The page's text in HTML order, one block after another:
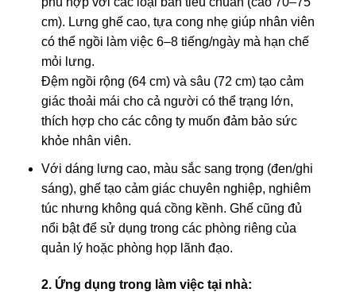
cm). Lưng ghế cao, tựa cong nhẹ giúp nhân viên
có thể ngồi làm việc 6–8 tiếng/ngày mà hạn chế
mỏi lưng.
Đệm ngồi rộng (64 cm) và sâu (72 cm) tạo cảm
giác thoải mái cho cả người có thể trạng lớn,
thích hợp cho các công ty muốn đảm bảo sức
khỏe nhân viên.
Với dáng lưng cao, màu sắc sang trọng (đen/ghi
sáng), ghế tạo cảm giác chuyên nghiệp, nghiêm
túc nhưng không quá cồng kềnh. Ghế cũng đủ
nổi bật để sử dụng trong các phòng riêng của
quản lý hoặc phòng họp lãnh đạo.
2. Ứng dụng trong làm việc tại nhà: